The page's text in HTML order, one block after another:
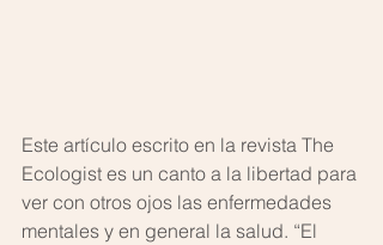
Este artículo escrito en la revista The
Ecologist es un canto a la libertad para
ver con otros ojos las enfermedades
mentales y en general la salud. “El